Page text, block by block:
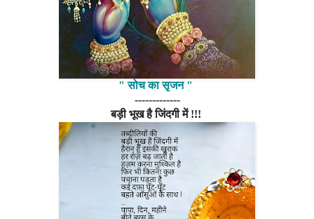
" सोच का सृजन "
-------------
बड़ी भूख है जिंदगी में !!!